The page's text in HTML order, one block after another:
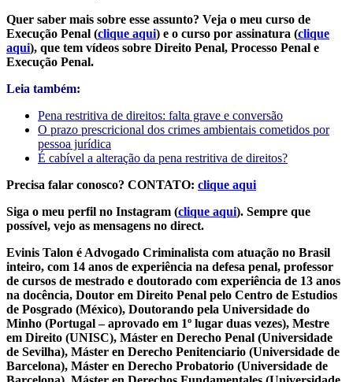
Quer saber mais sobre esse assunto? Veja o meu curso de
Execução Penal (clique aqui) e o curso por assinatura (clique
aqui), que tem vídeos sobre Direito Penal, Processo Penal e
Execução Penal.
Leia também:
Pena restritiva de direitos: falta grave e conversão
O prazo prescricional dos crimes ambientais cometidos por
pessoa jurídica
É cabível a alteração da pena restritiva de direitos?
Precisa falar conosco? CONTATO: clique aqui
Siga o meu perfil no Instagram (clique aqui). Sempre que
possível, vejo as mensagens no direct.
Evinis Talon é Advogado Criminalista com atuação no Brasil
inteiro, com 14 anos de experiência na defesa penal, professor
de cursos de mestrado e doutorado com experiência de 13 anos
na docência, Doutor em Direito Penal pelo Centro de Estudios
de Posgrado (México), Doutorando pela Universidade do
Minho (Portugal – aprovado em 1º lugar duas vezes), Mestre
em Direito (UNISC), Máster en Derecho Penal (Universidade
de Sevilha), Máster en Derecho Penitenciario (Universidade de
Barcelona), Máster en Derecho Probatorio (Universidade de